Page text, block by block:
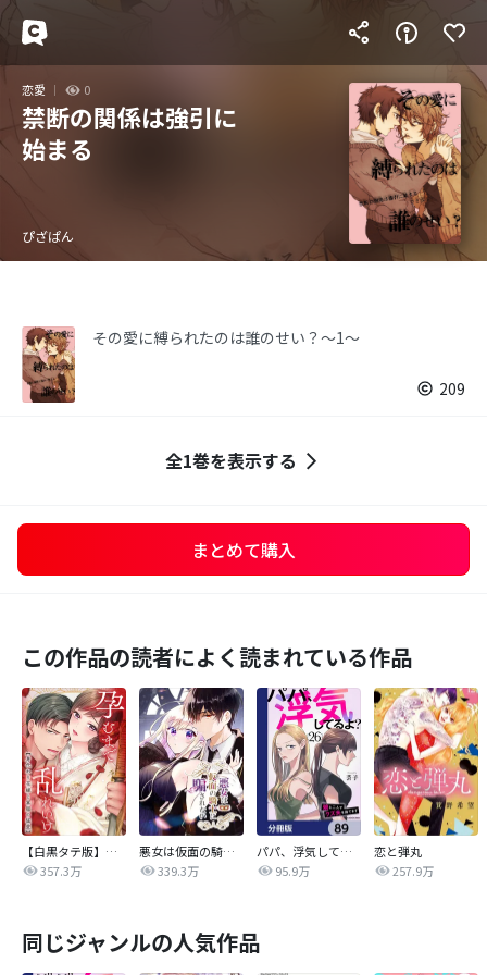
恋愛 0
禁断の関係は強引に
始まる
ぴざぱん
その愛に縛られたのは誰のせい？〜1〜
209
全1巻を表示する
まとめて購入
この作品の読者によく読まれている作品
【白黒タテ版】孕むまで乱れいけ～身代わり花嫁と軍服の猛愛
357.3万
悪女は仮面の騎士に騙されない
339.3万
パパ、浮気してるよ？娘と二人でクズ夫を捨てます【分冊版】
95.9万
恋と弾丸
257.9万
同じジャンルの人気作品